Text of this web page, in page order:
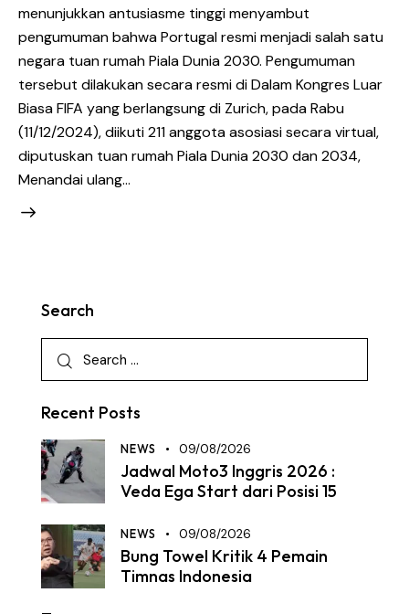
menunjukkan antusiasme tinggi menyambut
pengumuman bahwa Portugal resmi menjadi salah satu
negara tuan rumah Piala Dunia 2030. Pengumuman
tersebut dilakukan secara resmi di Dalam Kongres Luar
Biasa FIFA yang berlangsung di Zurich, pada Rabu
(11/12/2024), diikuti 211 anggota asosiasi secara virtual,
diputuskan tuan rumah Piala Dunia 2030 dan 2034,
Menandai ulang…
Search
Recent Posts
NEWS 09/08/2026
Jadwal Moto3 Inggris 2026 :
Veda Ega Start dari Posisi 15
NEWS 09/08/2026
Bung Towel Kritik 4 Pemain
Timnas Indonesia